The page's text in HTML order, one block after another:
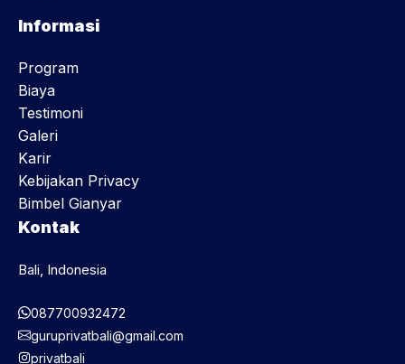
Informasi
Program
Biaya
Testimoni
Galeri
Karir
Kebijakan Privacy
Bimbel Gianyar
Kontak
Bali, Indonesia
087700932472
guruprivatbali@gmail.com
privatbali